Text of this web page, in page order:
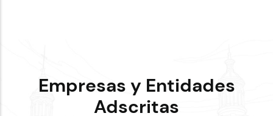
Empresas y Entidades
Adscritas